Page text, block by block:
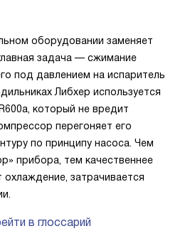
оборудовании заменяет
задача — сжимание
под давлением на испаритель
Либхер используется
который не вредит
перегоняет его
по принципу насоса. Чем
прибора, тем качественнее
затрачивается
в глоссарий